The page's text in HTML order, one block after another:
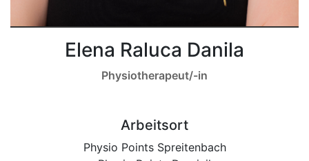
Elena Raluca Danila
Physiotherapeut/-in
Arbeitsort
Physio Points Spreitenbach